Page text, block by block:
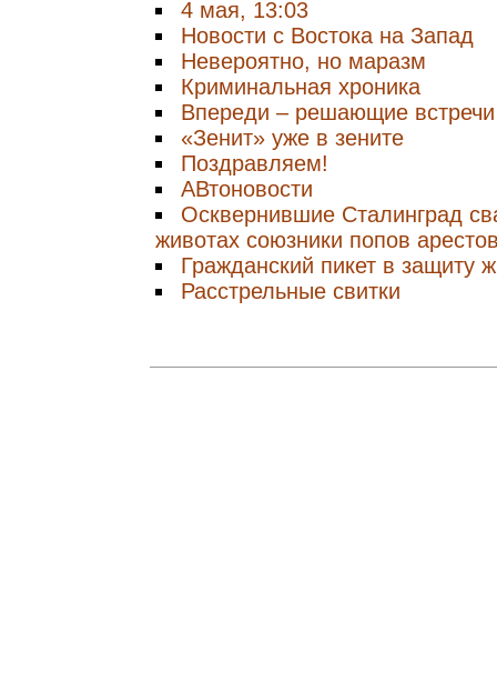
4 мая, 13:03
Новости с Воcтока на Запад
Невероятно, но маразм
Криминальная хроника
Впереди – решающие встречи
«Зенит» уже в зените
Поздравляем!
АВтоновости
Осквернившие Сталинград
животах союзники попов
Гражданский пикет в защиту
Расстрельные свитки